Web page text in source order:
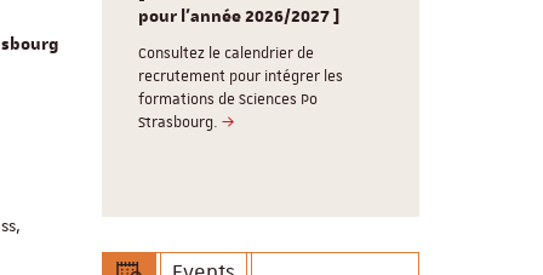
pour l'année 2026/2027 ]
Consultez le calendrier de
recrutement pour intégrer les
formations de Sciences Po
Strasbourg.